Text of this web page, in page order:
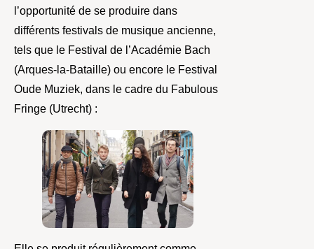
l’opportunité de se produire dans
différents festivals de musique ancienne,
tels que le Festival de l’Académie Bach
(Arques-la-Bataille) ou encore le Festival
Oude Muziek, dans le cadre du Fabulous
Fringe (Utrecht) :